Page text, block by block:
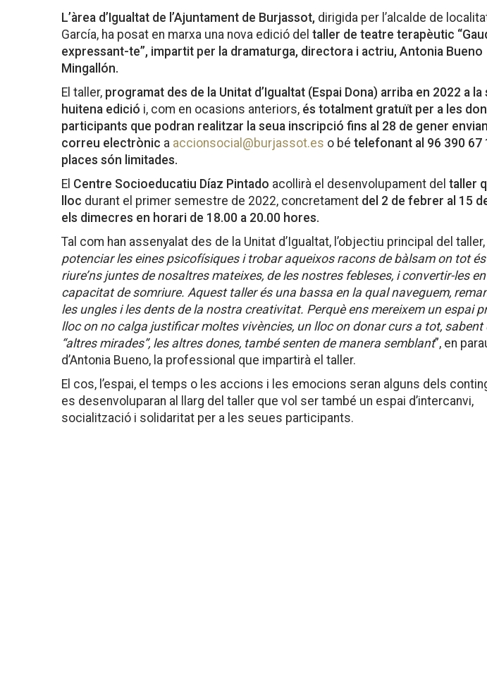
L’àrea d’Igualtat de l’Ajuntament de Burjassot, dirigida per l’alcalde de
García, ha posat en marxa una nova edició del taller de teatre terapèutic
expressant-te”, impartit per la dramaturga, directora i actriu, Antonia Bueno
Mingallón.
El taller, programat des de la Unitat d’Igualtat (Espai Dona) arriba en 2022 a la
huitena edició i, com en ocasions anteriors, és totalment gratuït per a les
participants que podran realitzar la seua inscripció fins al 28 de gener
correu electrònic a accionsocial@burjassot.es o bé telefonant al 96 390 67
places són limitades.
El Centre Socioeducatiu Díaz Pintado acollirà el desenvolupament del taller
lloc durant el primer semestre de 2022, concretament del 2 de febrer al 15
els dimecres en horari de 18.00 a 20.00 hores.
Tal com han assenyalat des de la Unitat d’Igualtat, l’objectiu principal del taller,
potenciar les eines psicofísiques i trobar aqueixos racons de bàlsam on tot
riure’ns juntes de nosaltres mateixes, de les nostres febleses, i convertir-les en
capacitat de somriure. Aquest taller és una bassa en la qual naveguem,
les ungles i les dents de la nostra creativitat. Perquè ens mereixem un espai
lloc on no calga justificar moltes vivències, un lloc on donar curs a tot, sabent
“altres mirades”, les altres dones, també senten de manera semblant”, en
d’Antonia Bueno, la professional que impartirà el taller.
El cos, l’espai, el temps o les accions i les emocions seran alguns dels
es desenvoluparan al llarg del taller que vol ser també un espai d’intercanvi,
socialització i solidaritat per a les seues participants.